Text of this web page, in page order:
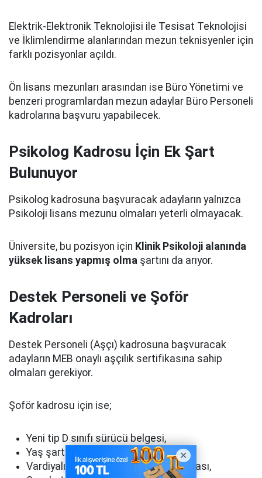
Elektrik-Elektronik Teknolojisi ile Tesisat Teknolojisi
ve İklimlendirme alanlarından mezun teknisyenler için
farklı pozisyonlar açıldı.
Ön lisans mezunları arasından ise Büro Yönetimi ve
benzeri programlardan mezun adaylar Büro Personeli
kadrolarına başvuru yapabilecek.
Psikolog Kadrosu İçin Ek Şart
Bulunuyor
Psikolog kadrosuna başvuracak adayların yalnızca
Psikoloji lisans mezunu olmaları yeterli olmayacak.
Üniversite, bu pozisyon için Klinik Psikoloji alanında
yüksek lisans yapmış olma şartını da arıyor.
Destek Personeli ve Şoför
Kadroları
Destek Personeli (Aşçı) kadrosuna başvuracak
adayların MEB onaylı aşçılık sertifikasına sahip
olmaları gerekiyor.
Şoför kadrosu için ise;
Yeni tip D sınıfı sürücü belgesi,
Yaş şartı,
Vardiyalı çalışmaya engel bulunmaması,